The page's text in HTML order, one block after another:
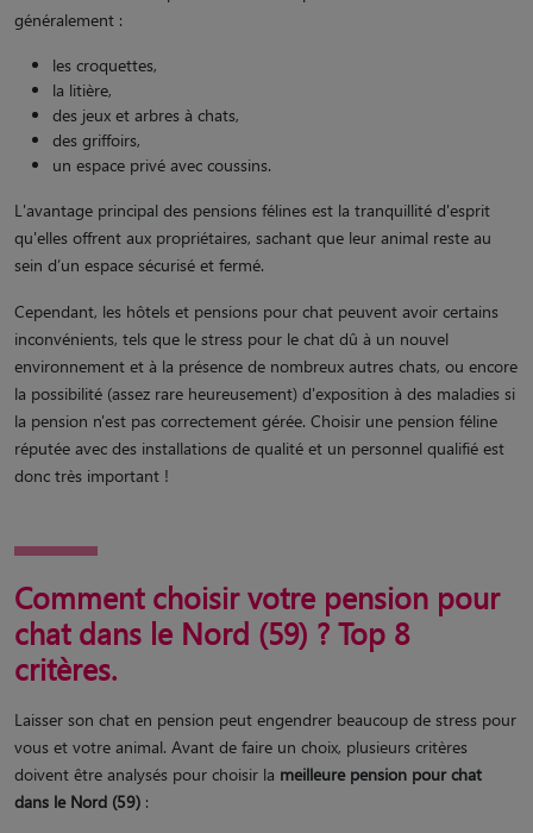
généralement :
les croquettes,
la litière,
des jeux et arbres à chats,
des griffoirs,
un espace privé avec coussins.
L'avantage principal des pensions félines est la tranquillité d'esprit
qu'elles offrent aux propriétaires, sachant que leur animal reste au
sein d’un espace sécurisé et fermé.
Cependant, les hôtels et pensions pour chat peuvent avoir certains
inconvénients, tels que le stress pour le chat dû à un nouvel
environnement et à la présence de nombreux autres chats, ou encore
la possibilité (assez rare heureusement) d'exposition à des maladies si
la pension n'est pas correctement gérée. Choisir une pension féline
réputée avec des installations de qualité et un personnel qualifié est
donc très important !
Comment choisir votre pension pour
chat dans le Nord (59) ? Top 8
critères.
Laisser son chat en pension peut engendrer beaucoup de stress pour
vous et votre animal. Avant de faire un choix, plusieurs critères
doivent être analysés pour choisir la meilleure pension pour chat
dans le Nord (59) :